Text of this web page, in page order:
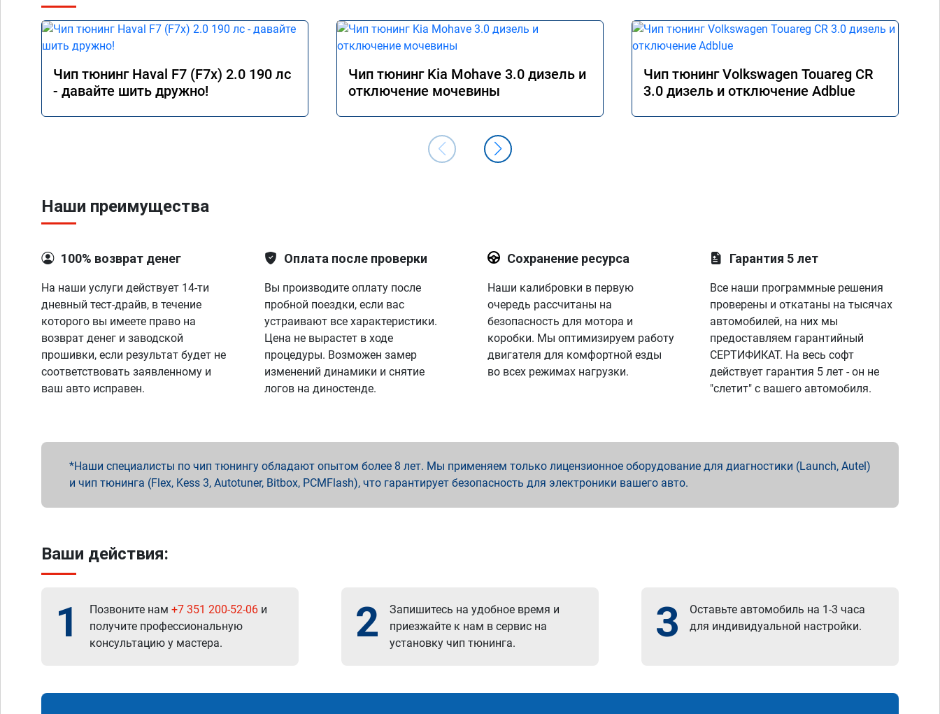
Чип тюнинг Haval F7 (F7x) 2.0 190 лс
- давайте шить дружно!
Чип тюнинг Kia Mohave 3.0 дизель и
отключение мочевины
Чип тюнинг Volkswagen Touareg CR
3.0 дизель и отключение Adblue
Наши преимущества
100% возврат денег
На наши услуги действует 14-ти
дневный тест-драйв, в течение
которого вы имеете право на
возврат денег и заводской
прошивки, если результат будет не
соответствовать заявленному и
ваш авто исправен.
Оплата после проверки
Вы производите оплату после
пробной поездки, если вас
устраивают все характеристики.
Цена не вырастет в ходе
процедуры. Возможен замер
изменений динамики и снятие
логов на диностенде.
Сохранение ресурса
Наши калибровки в первую
очередь рассчитаны на
безопасность для мотора и
коробки. Мы оптимизируем работу
двигателя для комфортной езды
во всех режимах нагрузки.
Гарантия 5 лет
Все наши программные решения
проверены и откатаны на тысячах
автомобилей, на них мы
предоставляем гарантийный
СЕРТИФИКАТ. На весь софт
действует гарантия 5 лет - он не
"слетит" с вашего автомобиля.
Наши специалисты по чип тюнингу обладают опытом более 8 лет. Мы применяем только лицензионное оборудование для диагностики (Launch, Autel)
и чип тюнинга (Flex, Kess 3, Autotuner, Bitbox, PCMFlash), что гарантирует безопасность для электроники вашего авто.
Ваши действия:
1 Позвоните нам +7 351 200-52-06 и
получите профессиональную
консультацию у мастера.
2
Запишитесь на удобное время и
приезжайте к нам в сервис на
установку чип тюнинга.
3
Оставьте автомобиль на 1-3 часа
для индивидуальной настройки.